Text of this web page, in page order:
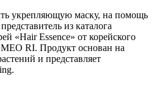
укрепляющую маску, на помощь
из каталога
«Hair Essence» от корейского
RI. Продукт основан на
и представляет